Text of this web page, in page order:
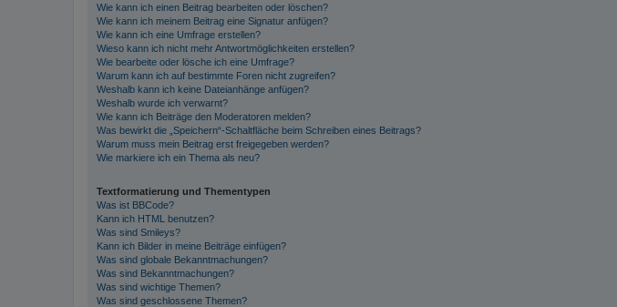
Wie kann ich einen Beitrag bearbeiten oder löschen?
Wie kann ich meinem Beitrag eine Signatur anfügen?
Wie kann ich eine Umfrage erstellen?
Wieso kann ich nicht mehr Antwortmöglichkeiten erstellen?
Wie bearbeite oder lösche ich eine Umfrage?
Warum kann ich auf bestimmte Foren nicht zugreifen?
Weshalb kann ich keine Dateianhänge anfügen?
Weshalb wurde ich verwarnt?
Wie kann ich Beiträge den Moderatoren melden?
Was bewirkt die „Speichern“-Schaltfläche beim Schreiben eines Beitrags?
Warum muss mein Beitrag erst freigegeben werden?
Wie markiere ich ein Thema als neu?
Textformatierung und Thementypen
Was ist BBCode?
Kann ich HTML benutzen?
Was sind Smileys?
Kann ich Bilder in meine Beiträge einfügen?
Was sind globale Bekanntmachungen?
Was sind Bekanntmachungen?
Was sind wichtige Themen?
Was sind geschlossene Themen?